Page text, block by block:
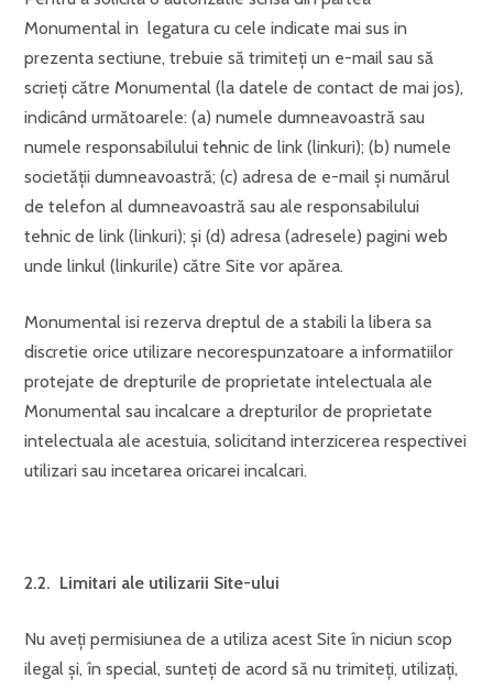
Monumental in legatura cu cele indicate mai sus in
prezenta sectiune, trebuie să trimiteţi un e-mail sau să
scrieţi către Monumental (la datele de contact de mai jos),
indicând următoarele: (a) numele dumneavoastră sau
numele responsabilului tehnic de link (linkuri); (b) numele
societăţii dumneavoastră; (c) adresa de e-mail şi numărul
de telefon al dumneavoastră sau ale responsabilului
tehnic de link (linkuri); şi (d) adresa (adresele) pagini web
unde linkul (linkurile) către Site vor apărea.
Monumental isi rezerva dreptul de a stabili la libera sa
discretie orice utilizare necorespunzatoare a informatiilor
protejate de drepturile de proprietate intelectuala ale
Monumental sau incalcare a drepturilor de proprietate
intelectuala ale acestuia, solicitand interzicerea respectivei
utilizari sau incetarea oricarei incalcari.
2.2. Limitari ale utilizarii Site-ului
Nu aveţi permisiunea de a utiliza acest Site în niciun scop
ilegal şi, în special, sunteţi de acord să nu trimiteţi, utilizaţi,